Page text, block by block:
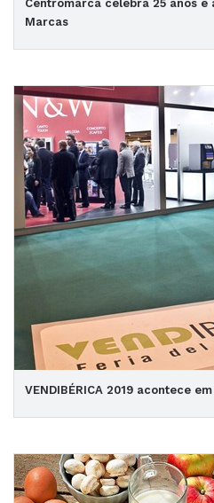
Centromarca celebra 25 anos e
Marcas
VENDIBÉRICA 2019 acontece